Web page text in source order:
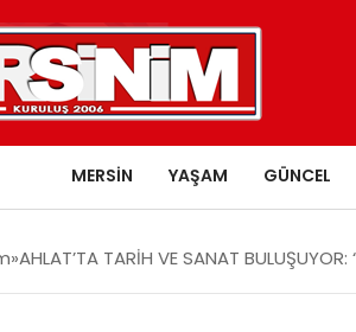
MERSIN YAŞAM GÜNCEL
AHLAT’TA TARİH VE SANAT BULUŞUYOR: